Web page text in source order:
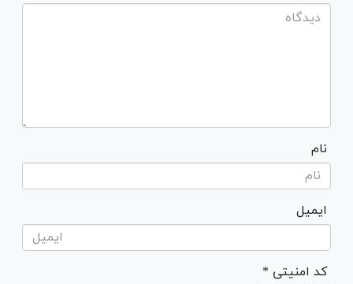
نام
ایمیل
* کد امنیتی